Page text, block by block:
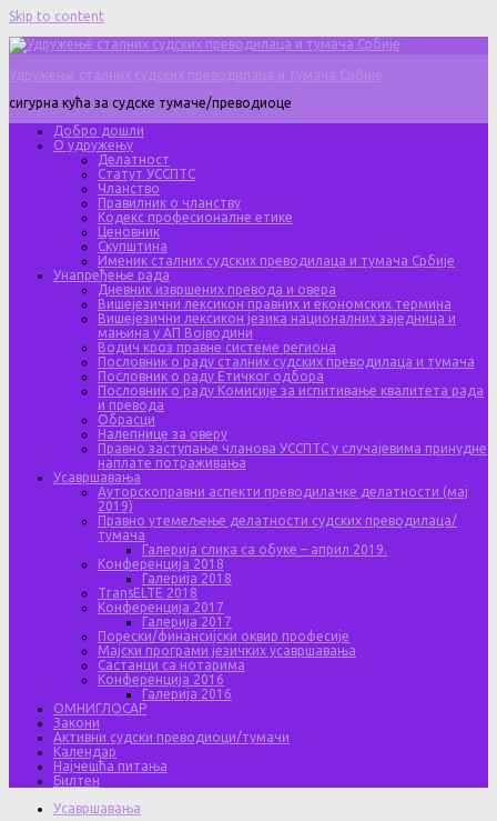
Skip to content
Удружење сталних судских преводилаца и тумача Србије
сигурна кућа за судске тумаче/преводиоце
Добро дошли
О удружењу
Делатност
Статут УССПТС
Чланство
Правилник о чланству
Кодекс професионалне етике
Ценовник
Скупштина
Именик сталних судских преводилаца и тумача Србије
Унапређење рада
Дневник извршених превода и овера
Вишејезични лексикон правних и економских термина
Вишејезични лексикон језика националних заједница и
мањина у АП Војводини
Водич кроз правне системе региона
Пословник о раду сталних судских преводилаца и тумача
Пословник о раду Етичког одбора
Пословник о раду Комисије за испитивање квалитета рада
и превода
Обрасци
Налепнице за оверу
Правно заступање чланова УССПТС у случајевима принудне
наплате потраживања
Усавршавања
Ауторскоправни аспекти преводилачке делатности (мај
2019)
Правно утемељење делатности судских преводилаца/
тумача
Галерија слика са обуке – април 2019.
Конференција 2018
Галерија 2018
TransELTE 2018
Конференција 2017
Галерија 2017
Порески/финансијски оквир професије
Мајски програми језичких усавршавања
Састанци са нотарима
Конференција 2016
Галерија 2016
ОМНИГЛОСАР
Закони
Активни судски преводиоци/тумачи
Календар
Најчешћа питања
Билтен
Усавршавања